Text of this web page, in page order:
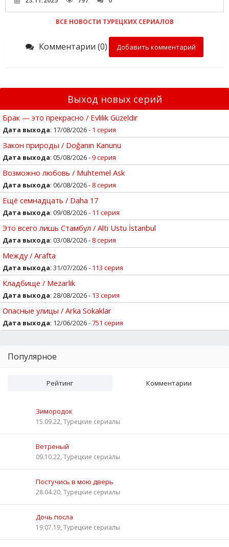
ВСЕ НОВОСТИ ТУРЕЦКИХ СЕРИАЛОВ
Комментарии (0) Добавить комментарий
Выход новых серий
Брак — это прекрасно / Evlilik Güzeldir
Дата выхода: 17/08/2026 - 1 серия
Закон природы / Doğanın Kanunu
Дата выхода: 05/08/2026 -9 серия
Возможно любовь / Muhtemel Ask
Дата выхода: 06/08/2026 - 8 серия
Ещё семнадцать / Daha 17
Дата выхода: 09/08/2026 - 11 серия
Это всего лишь Стамбул / Altı Ustu İstanbul
Дата выхода: 03/08/2026 - 8 серия
Между / Arafta
Дата выхода: 31/07/2026 - 113 серия
Кладбище / Mezarlik
Дата выхода: 28/08/2026 - 13 серия
Опасные улицы / Arka Sokaklar
Дата выхода: 12/06/2026 -751 серия
Популярное
Рейтинг Комментарии
Зимородок
15.09.22, Турецкие сериалы
Ветреный
09.10.22, Турецкие сериалы
Постучись в мою дверь
28.04.20, Турецкие сериалы
Дочь посла
19.07.19, Турецкие сериалы